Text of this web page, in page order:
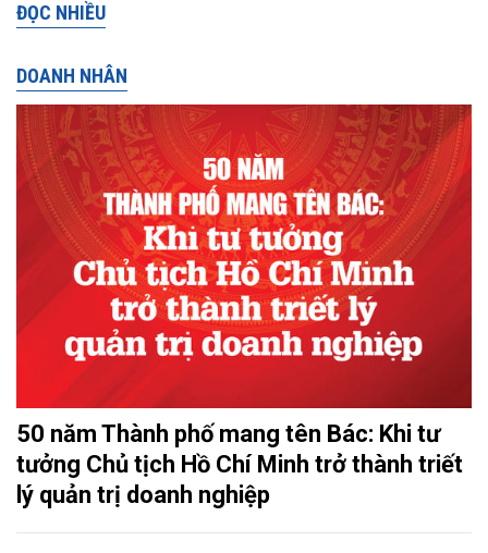
ĐỌC NHIỀU
DOANH NHÂN
50 năm Thành phố mang tên Bác: Khi tư
tưởng Chủ tịch Hồ Chí Minh trở thành triết
lý quản trị doanh nghiệp